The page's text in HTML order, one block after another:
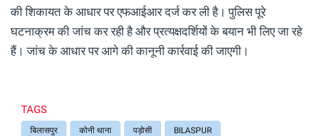
की शिकायत के आधार पर एफआईआर दर्ज कर ली है। पुलिस पूरे
घटनाक्रम की जांच कर रही है और प्रत्यक्षदर्शियों के बयान भी लिए जा रहे
हैं। जांच के आधार पर आगे की कानूनी कार्रवाई की जाएगी।
TAGS
बिलासपुर कोनी थाना पड़ोसी BILASPUR